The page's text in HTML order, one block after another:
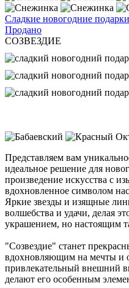
Сладкие новогодние подарки
Продано
СОЗВЕЗДИЕ
Представляем вам
идеальное решение для
произведение искусства с
вдохновленное символом
Яркие звезды и изящные
волшебства и удачи, делая
украшением, но настоящим
"Созвездие" станет
вдохновляющим на мечты и
привлекательный внешний
делают его особенным